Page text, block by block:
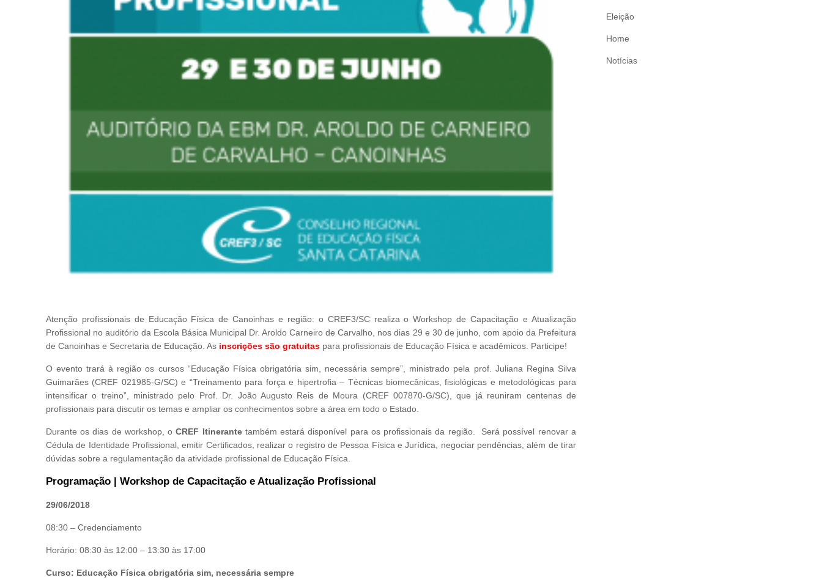
Atenção profissionais de Educação Física de Canoinhas e região: o CREF3/SC realiza o Workshop de Capacitação e Atualização
Profissional no auditório da Escola Básica Municipal Dr. Aroldo Carneiro de Carvalho, nos dias 29 e 30 de junho, com apoio da Prefeitura
de Canoinhas e Secretaria de Educação. As inscrições são gratuitas para profissionais de Educação Física e acadêmicos. Participe!
O evento trará à região os cursos “Educação Física obrigatória sim, necessária sempre”, ministrado pela prof. Juliana Regina Silva
Guimarães (CREF 021985-G/SC) e “Treinamento para força e hipertrofia – Técnicas biomecânicas, fisiológicas e metodológicas para
intensificar o treino”, ministrado pelo Prof. Dr. João Augusto Reis de Moura (CREF 007870-G/SC), que já reuniram centenas de
profissionais para discutir os temas e ampliar os conhecimentos sobre a área em todo o Estado.
Durante os dias de workshop, oCREF Itinerantetambém estará disponível para os profissionais da região. Será possível renovar a
Cédula de Identidade Profissional, emitir Certificados, realizar o registro de Pessoa Física e Jurídica, negociar pendências, além de tirar
dúvidas sobre a regulamentação da atividade profissional de Educação Física.
Programação | Workshop de Capacitação e Atualização Profissional
29/06/2018
08:30 – Credenciamento
Horário: 08:30 às 12:00 – 13:30 às 17:00
Curso: Educação Física obrigatória sim, necessária sempre
Eleição
Home
Notícias